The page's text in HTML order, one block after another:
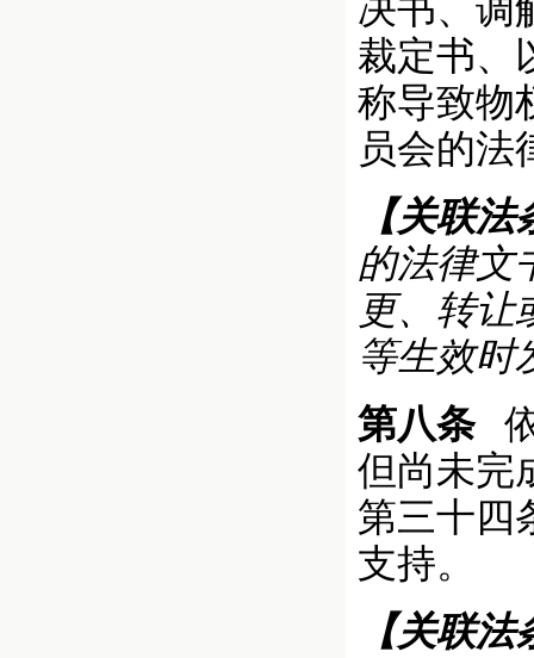
决书、调
裁定书、
称导致物
员会的法
【关联法
的法律文
更、转让
等生效时
第八条依
但尚未完
第三十四
支持。
【关联法